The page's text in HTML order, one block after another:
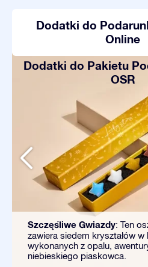
Dodatki do
Online
Dodatki do Pakietu
OSR
Szczęśliwe Gwiazdy: Ten
zawiera siedem kryształów w
wykonanych z opalu,
niebieskiego piaskowca.